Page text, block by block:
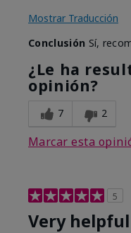
Mostrar Traducción
Conclusión Sí,
¿Le ha
opinión?
7 2
Marcar esta
5
Very helpful